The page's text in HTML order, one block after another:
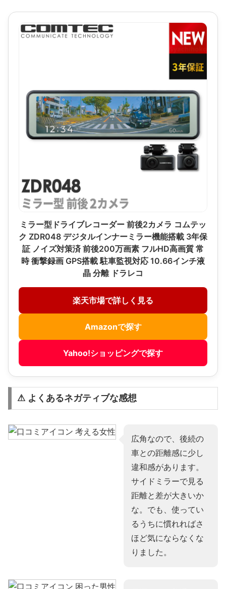
ミラー型ドライブレコーダー 前後2カメラ コムテッ
ク ZDR048 デジタルインナーミラー機能搭載 3年保
証 ノイズ対策済 前後200万画素 フルHD高画質 常
時 衝撃録画 GPS搭載 駐車監視対応 10.66インチ液
晶 分離 ドラレコ
楽天市場で詳しく見る
Amazonで探す
Yahoo!ショッピングで探す
⚠ よくあるネガティブな感想
広角なので、後続の
車との距離感に少し
違和感があります。
サイドミラーで見る
距離と差が大きいか
な。でも、使ってい
るうちに慣れればさ
ほど気にならなくな
りました。